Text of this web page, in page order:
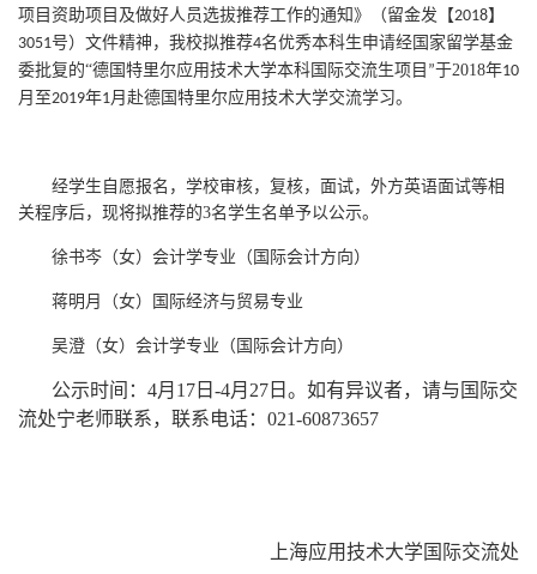
项目资助项目及做好人员选拔推荐工作的通知》（留金发【2018】
3051号）文件精神，我校拟推荐4名优秀本科生申请经国家留学基金
委批复的“德国特里尔应用技术大学本科国际交流生项目 ”于2018年10
月至2019年1月赴德国特里尔应用技术大学交流学习。
经学生自愿报名，学校审核，复核，面试，外方英语面试等相
关程序后，现将拟推荐的3名学生名单予以公示。
徐书岑（女）会计学专业（国际会计方向）
蒋明月（女）国际经济与贸易专业
吴澄（女）会计学专业（国际会计方向）
公示时间：4月17日-4月27日。如有异议者，请与国际交
流处宁老师联系，联系电话： 021-60873657
上海应用技术大学国际交流处